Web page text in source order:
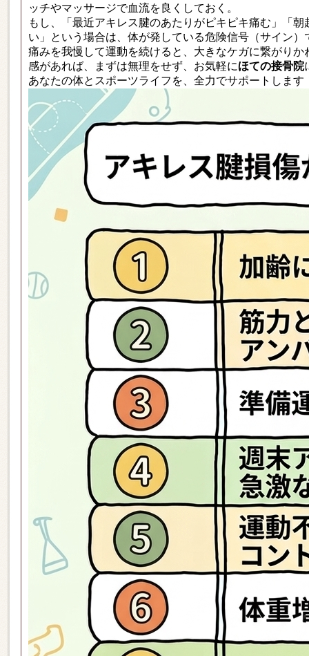
ッチやマッサージで血流を良くしておく。
もし、「最近アキレス腱のあたりがピキピキ痛む」「
い」という場合は、体が発している危険信号（サイン）
痛みを我慢して運動を続けると、大きなケガに繋がりか
感があれば、まずは無理をせず、お気軽にほての接骨院
あなたの体とスポーツライフを、全力でサポートします